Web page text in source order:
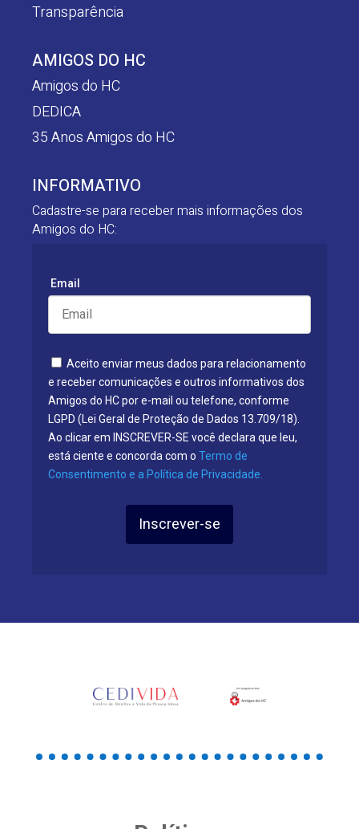
Transparência
AMIGOS DO HC
Amigos do HC
DEDICA
35 Anos Amigos do HC
INFORMATIVO
Cadastre-se para receber mais informações dos
Amigos do HC:
Email
Aceito enviar meus dados para relacionamento
e receber comunicações e outros informativos dos
Amigos do HC por e-mail ou telefone, conforme
LGPD (Lei Geral de Proteção de Dados 13.709/18).
Ao clicar em INSCREVER-SE você declara que leu,
está ciente e concorda com o Termo de
Consentimento e a Política de Privacidade.
Inscrever-se